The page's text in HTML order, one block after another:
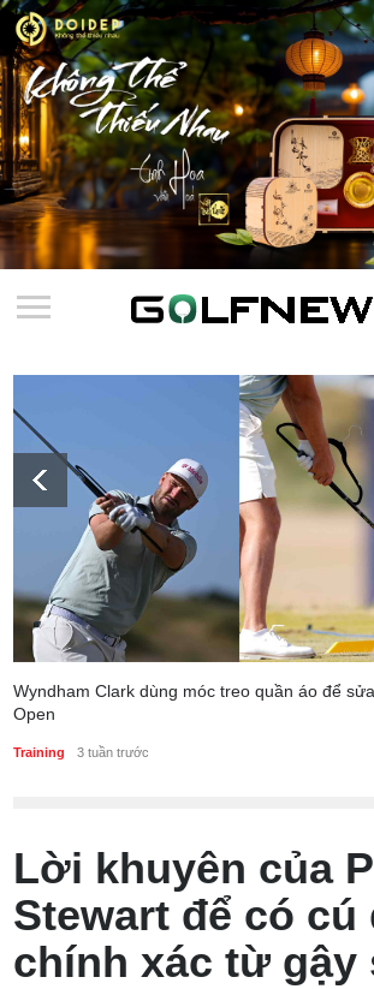
Wyndham Clark dùng móc treo quần áo để
Open
Training 3 tuần trước
Lời khuyên của
Stewart để có cú
chính xác từ gậy